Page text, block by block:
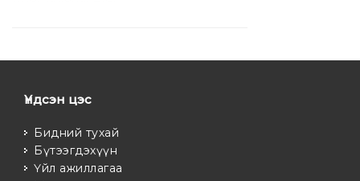
Үндсэн цэс
Бидний тухай
Бүтээгдэхүүн
Үйл ажиллагаа